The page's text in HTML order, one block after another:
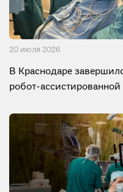
20 июля 2026
В Краснодаре
робот-